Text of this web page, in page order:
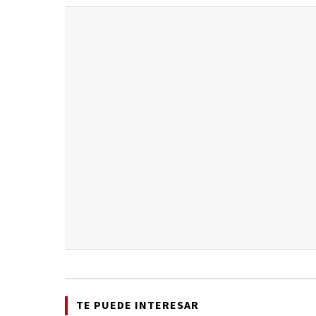
TE PUEDE INTERESAR